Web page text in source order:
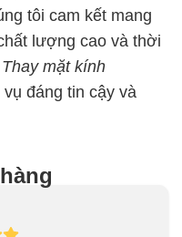
tôi cam kết mang
lượng cao và thời
Thay mặt kính
vụ đáng tin cậy và